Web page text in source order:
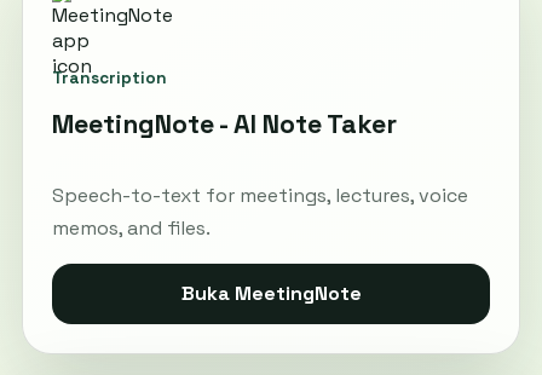
Transcription
MeetingNote - AI Note Taker
Speech-to-text for meetings, lectures, voice
memos, and files.
Buka MeetingNote